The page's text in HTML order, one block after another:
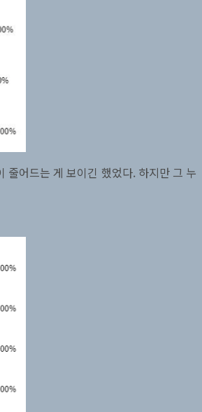
줄어드는 게 보이긴 했었다. 하지만 그 누